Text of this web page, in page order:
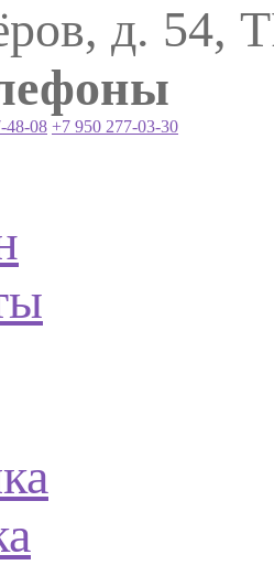
д. 54,
48-08 +7 950 277-03-30